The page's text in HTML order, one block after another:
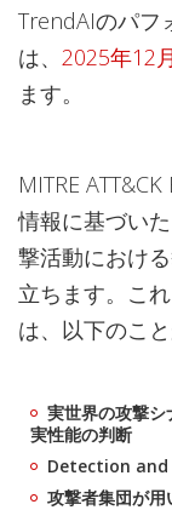
TrendAIのパフ
は、 2025年12
ます。
MITRE
情報に基づい
撃活動におけ
立ちます。こ
は、以下のこ
実世界の攻撃
実性能の判断
Detection and
攻撃者集団が